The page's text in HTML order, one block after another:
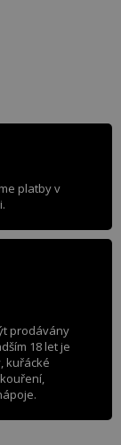
platby v
prodávány
18 let je
kuřácké